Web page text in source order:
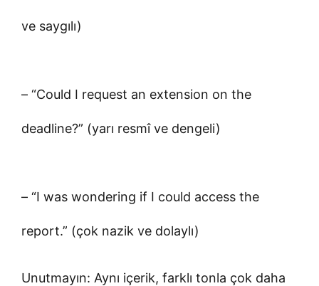
ve saygılı)
– “Could I request an extension on the
deadline?” (yarı resmî ve dengeli)
– “I was wondering if I could access the
report.” (çok nazik ve dolaylı)
Unutmayın: Aynı içerik, farklı tonla çok daha